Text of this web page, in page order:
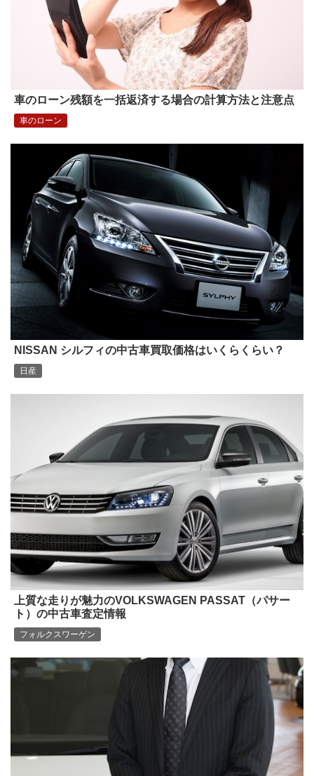
車のローン残額を一括返済する場合の計算方法と注意点
車のローン
NISSAN シルフィの中古車買取価格はいくらくらい？
日産
上質な走りが魅力のVOLKSWAGEN PASSAT（パサー
ト）の中古車査定情報
フォルクスワーゲン